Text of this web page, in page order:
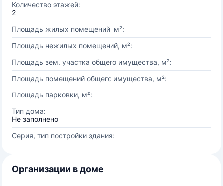
Количество этажей:
2
Площадь жилых помещений, м²:
Площадь нежилых помещений, м²:
Площадь зем. участка общего имущества, м²:
Площадь помещений общего имущества, м²:
Площадь парковки, м²:
Тип дома:
Не заполнено
Серия, тип постройки здания:
Организации в доме